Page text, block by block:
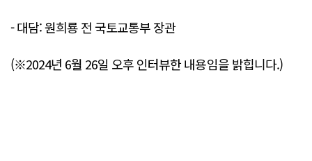
- 대담: 원희룡 전 국토교통부 장관
(※2024년 6월 26일 오후 인터뷰한 내용임을 밝힙니다.)